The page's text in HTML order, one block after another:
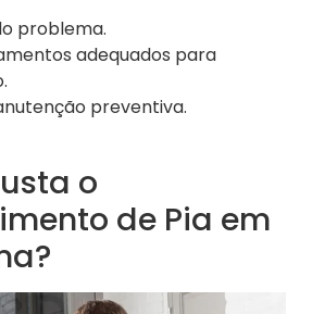
problema.
adequados para
preventiva.
o
de Pia em